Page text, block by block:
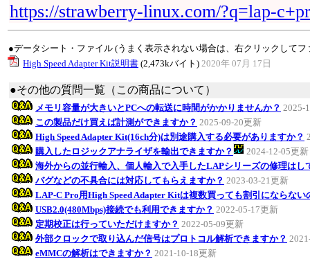
https://strawberry-linux.com/?q=lap-
●データシート・ファイル (うまく表示されない場合は、右クリックして
High Speed Adapter Kit説明書 (2,473kバイト) 2020年 07月 17日
●その他の質問一覧（この商品について）
メモリ容量が大きいとPCへの転送に時間がかかりませんか？ 2025-
この製品だけ買えば計測ができますか？ 2025-09-20更新
High Speed Adapter Kit(16ch分)は別途購入する必要がありますか？
購入したロジックアナライザを輸出できますか？
2024-12-05更新
海外からの並行輸入、個人輸入で入手したLAPシリーズの修理はし
バグなどの不具合には対応してもらえますか？ 2023-03-21更新
LAP-C Pro用High Speed Adapter Kitは複数買っても割引にならない
USB2.0(480Mbps)接続でも利用できますか？ 2022-05-17更新
定期校正は行っていただけますか？ 2022-05-09更新
外部クロックで取り込んだ信号はプロトコル解析できますか？
eMMCの解析はできますか？ 2021-10-18更新